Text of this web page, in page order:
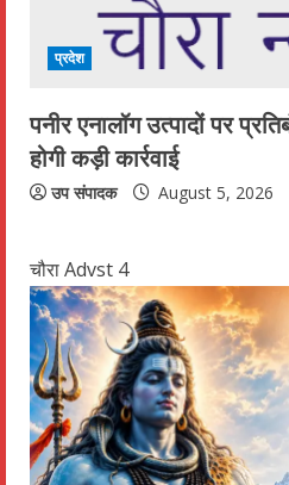
प्रदेश
पनीर एनालॉग उत्पादों पर
होगी कड़ी कार्रवाई
उप संपादक August 5, 2026
चौरा Advst 4